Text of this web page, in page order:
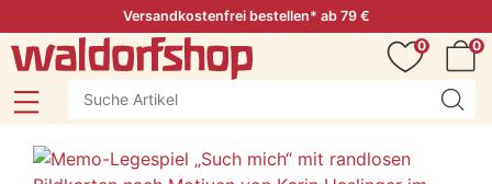
Versandkostenfrei bestellen* ab 79 €
0
0